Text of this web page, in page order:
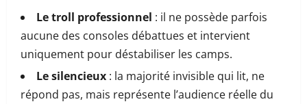
Le troll professionnel : il ne possède parfois
aucune des consoles débattues et intervient
uniquement pour déstabiliser les camps.
Le silencieux : la majorité invisible qui lit, ne
répond pas, mais représente l’audience réelle du